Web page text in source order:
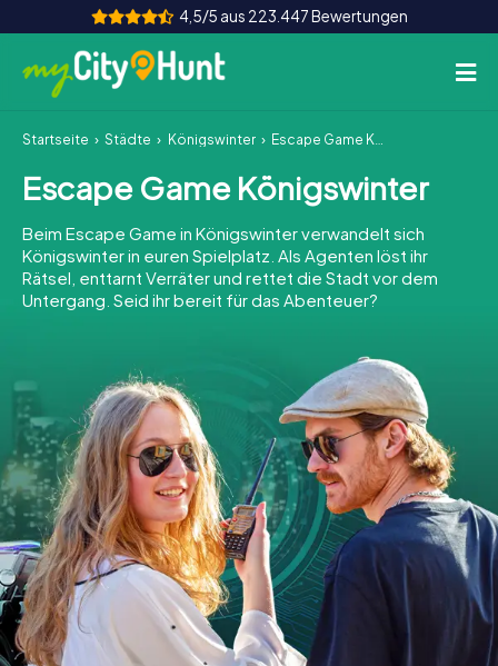
4,5/5 aus 223.447 Bewertungen
So funktioniert's
Städte
Touren
Teamevent
INT AT CH
DE
ES
FR UK
IE
IT
NL
Tickets buchen
Gutscheine bestellen
Startseite Städte Königswinter Escape Game Königswinter
Escape Game Königswinter
Beim Escape Game in Königswinter verwandelt sich
Königswinter in euren Spielplatz. Als Agenten löst ihr
Rätsel, enttarnt Verräter und rettet die Stadt vor dem
Untergang. Seid ihr bereit für das Abenteuer?